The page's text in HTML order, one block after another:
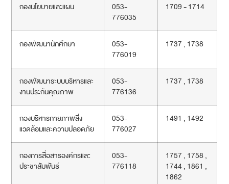
กองนโยบายและแผน
053-
776035
1709 - 1714
กองพัฒนานักศึกษา
053-
776019
1737 , 1738
กองพัฒนาระบบบริหารและ
งานประกันคุณภาพ
053-
776136
1737 , 1738
กองบริหารกายภาพสิ่ง
แวดล้อมและความปลอดภัย
053-
776027
1491 , 1492
กองการสื่อสารองค์กรและ
ประชาสัมพันธ์
053-
776118
1757 , 1758 ,
1744 , 1861 ,
1862